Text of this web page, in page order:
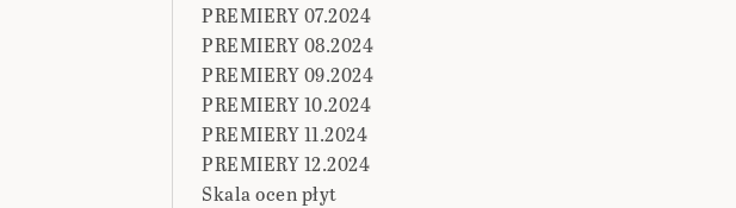
PREMIERY 07.2024
PREMIERY 08.2024
PREMIERY 09.2024
PREMIERY 10.2024
PREMIERY 11.2024
PREMIERY 12.2024
Skala ocen płyt